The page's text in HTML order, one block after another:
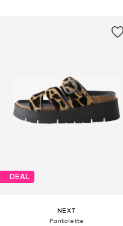
DEAL
NEXT
Pantolette